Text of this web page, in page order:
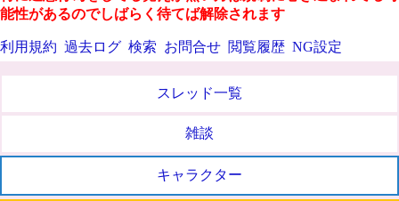
能性があるのでしばらく待てば解除されます
利用規約 過去ログ 検索 お問合せ 閲覧履歴 NG設定
スレッド一覧
雑談
キャラクター